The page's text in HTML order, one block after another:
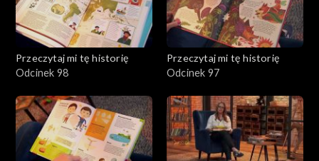
Przeczytaj mi tę historię
Odcinek 98
Przeczytaj mi tę historię
Odcinek 97